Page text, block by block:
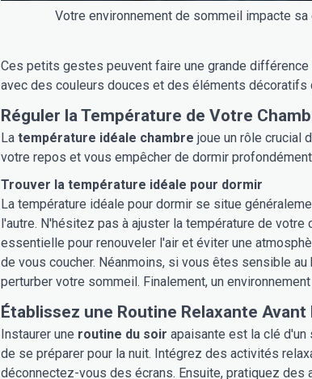
Votre environnement de sommeil impacte sa
Ces petits gestes peuvent faire une grande
avec des couleurs douces et des éléments décoratifs
Réguler la Température de Votre
La température idéale chambre joue un rôle crucial
votre repos et vous empêcher de dormir
Trouver la température idéale pour dormir
La température idéale pour dormir se situe
l'autre. N'hésitez pas à ajuster la température de
essentielle pour renouveler l'air et éviter une
de vous coucher. Néanmoins, si vous êtes sensible
perturber votre sommeil. Finalement, un
Établissez une Routine Relaxante Avant
Instaurer une routine du soir apaisante est la clé
de se préparer pour la nuit. Intégrez des activités
déconnectez-vous des écrans. Ensuite, pratiquez